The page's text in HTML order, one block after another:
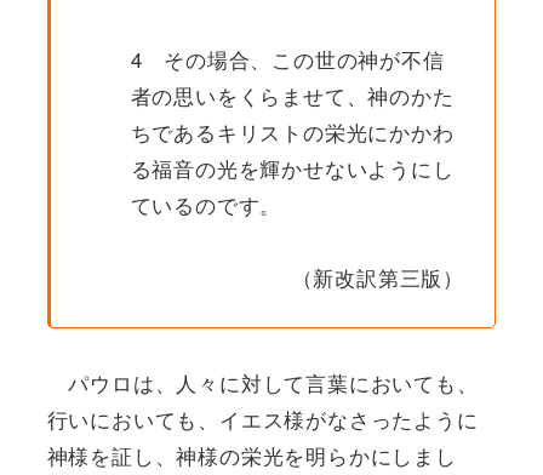
4 その場合、この世の神が不信
者の思いをくらませて、神のかた
ちであるキリストの栄光にかかわ
る福音の光を輝かせないようにし
ているのです。
（新改訳第三版）
パウロは、人々に対して言葉においても、
行いにおいても、イエス様がなさったように
神様を証し、神様の栄光を明らかにしまし